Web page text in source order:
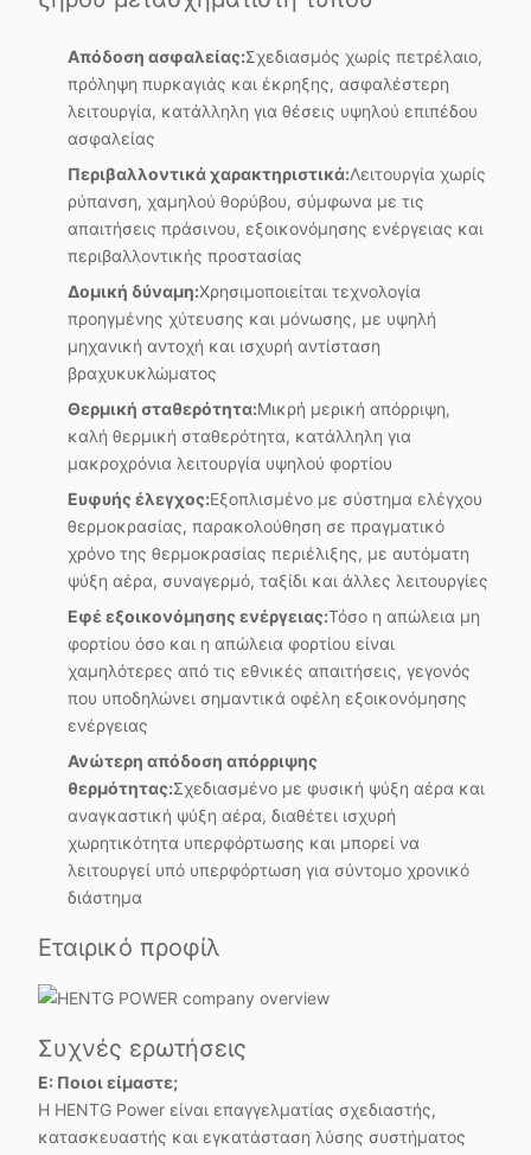
Απόδοση ασφαλείας:Σχεδιασμός χωρίς πετρέλαιο,
πρόληψη πυρκαγιάς και έκρηξης, ασφαλέστερη
λειτουργία, κατάλληλη για θέσεις υψηλού επιπέδου
ασφαλείας
Περιβαλλοντικά χαρακτηριστικά:Λειτουργία χωρίς
ρύπανση, χαμηλού θορύβου, σύμφωνα με τις
απαιτήσεις πράσινου, εξοικονόμησης ενέργειας και
περιβαλλοντικής προστασίας
Δομική δύναμη:Χρησιμοποιείται τεχνολογία
προηγμένης χύτευσης και μόνωσης, με υψηλή
μηχανική αντοχή και ισχυρή αντίσταση
βραχυκυκλώματος
Θερμική σταθερότητα:Μικρή μερική απόρριψη,
καλή θερμική σταθερότητα, κατάλληλη για
μακροχρόνια λειτουργία υψηλού φορτίου
Ευφυής έλεγχος:Εξοπλισμένο με σύστημα ελέγχου
θερμοκρασίας, παρακολούθηση σε πραγματικό
χρόνο της θερμοκρασίας περιέλιξης, με αυτόματη
ψύξη αέρα, συναγερμό, ταξίδι και άλλες λειτουργίες
Εφέ εξοικονόμησης ενέργειας:Τόσο η απώλεια μη
φορτίου όσο και η απώλεια φορτίου είναι
χαμηλότερες από τις εθνικές απαιτήσεις, γεγονός
που υποδηλώνει σημαντικά οφέλη εξοικονόμησης
ενέργειας
Ανώτερη απόδοση απόρριψης
θερμότητας:Σχεδιασμένο με φυσική ψύξη αέρα και
αναγκαστική ψύξη αέρα, διαθέτει ισχυρή
χωρητικότητα υπερφόρτωσης και μπορεί να
λειτουργεί υπό υπερφόρτωση για σύντομο χρονικό
διάστημα
Εταιρικό προφίλ
Συχνές ερωτήσεις
Ε: Ποιοι είμαστε;
Η HENTG Power είναι επαγγελματίας σχεδιαστής,
κατασκευαστής και εγκατάσταση λύσης συστήματος